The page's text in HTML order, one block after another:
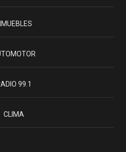
99.1
CLIMA